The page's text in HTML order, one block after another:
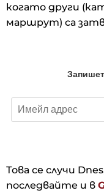
когато други
маршрут) са
Това се случи
последвайте и в